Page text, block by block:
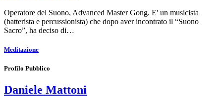
Operatore del Suono, Advanced Master Gong. E' un musicista
(batterista e percussionista) che dopo aver incontrato il “Suono
Sacro”, ha deciso di…
Meditazione
Profilo Pubblico
Daniele Mattoni